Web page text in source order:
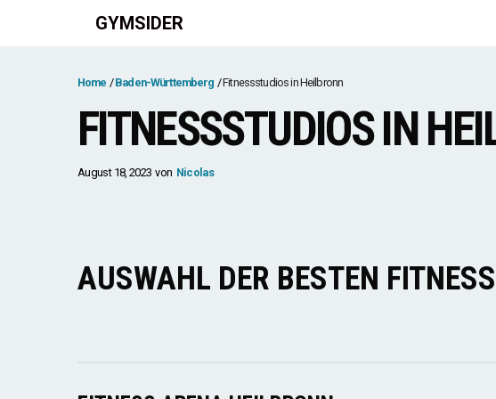
GYMSIDER
Home Baden-Württemberg Fitnessstudios in Heilbronn
FITNESSSTUDIOS IN
August 18, 2023 von Nicolas
AUSWAHL DER BESTEN